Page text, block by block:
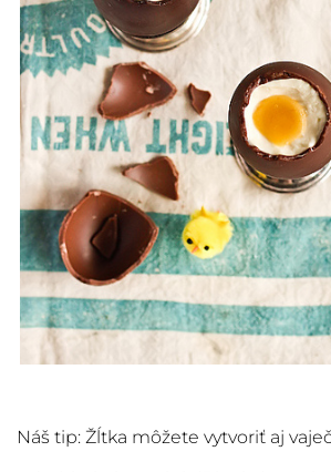
Náš tip: Žĺtka môžete vytvoriť aj